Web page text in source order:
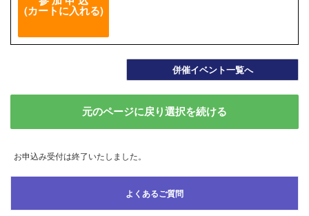
(カートに入れる)
併催イベント一覧へ
元のページに戻り選択を続ける
お申込み受付は終了いたしました。
よくあるご質問